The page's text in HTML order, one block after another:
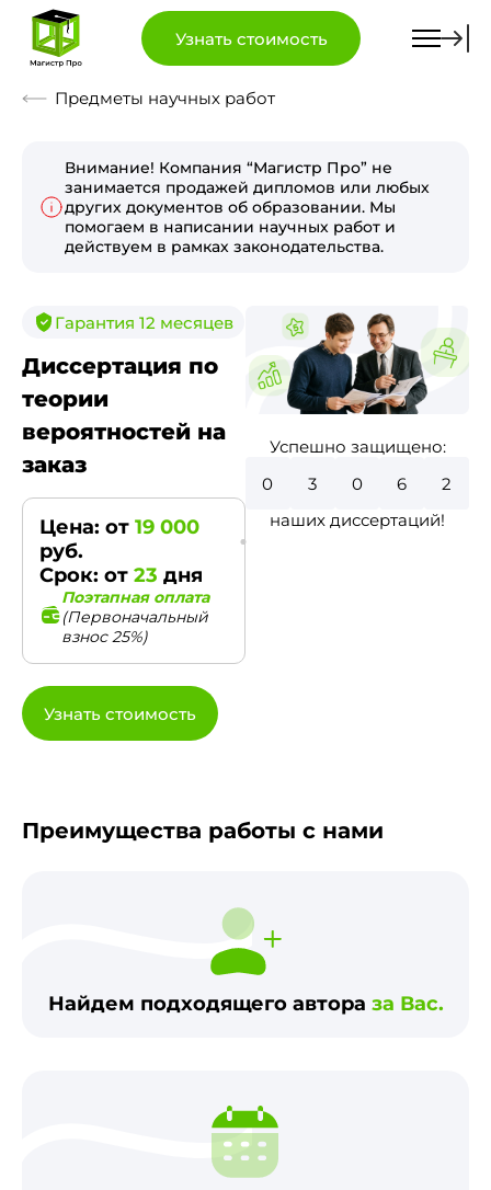
Узнать стоимость
Предметы научных работ
Внимание! Компания “Магистр Про” не
занимается продажей дипломов или любых
других документов об образовании. Мы
помогаем в написании научных работ и
действуем в рамках законодательства.
Гарантия 12 месяцев
Диссертация по
теории
вероятностей на
заказ
Цена: от 19 000
руб.
Срок: от 23 дня
Поэтапная оплата
(Первоначальный
взнос 25%)
Узнать стоимость
Успешно защищено:
8
7
4
3
0
наших диссертаций!
Преимущества работы с нами
Найдем подходящего автора за Вас.